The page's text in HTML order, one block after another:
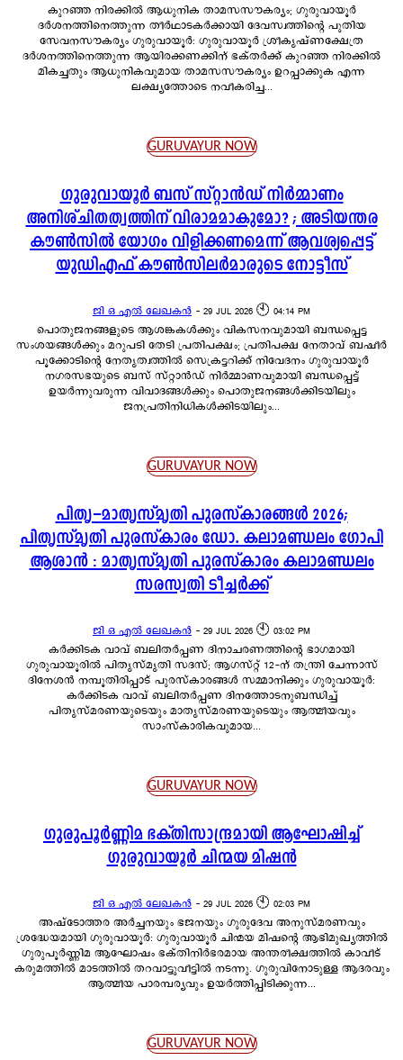
കുറഞ്ഞ നിരക്കിൽ ആധുനിക താമസസൗകര്യം; ഗുരുവായൂർ
ദർശനത്തിനെത്തുന്ന തീർഥാടകർക്കായി ദേവസ്വത്തിന്റെ പുതിയ
സേവനസൗകര്യം ഗുരുവായൂർ: ഗുരുവായൂർ ശ്രീകൃഷ്ണക്ഷേത്ര
ദർശനത്തിനെത്തുന്ന ആയിരക്കണക്കിന് ഭക്തർക്ക് കുറഞ്ഞ നിരക്കിൽ
മികച്ചതും ആധുനികവുമായ താമസസൗകര്യം ഉറപ്പാക്കുക എന്ന
ലക്ഷ്യത്തോടെ നവീകരിച്ച...
GURUVAYUR NOW
ഗുരുവായൂർ ബസ് സ്റ്റാൻഡ് നിർമ്മാണം
അനിശ്ചിതത്വത്തിന് വിരാമമാകുമോ? ; അടിയന്തര
കൗൺസിൽ യോഗം വിളിക്കണമെന്ന് ആവശ്യപ്പെട്ട്
യുഡിഎഫ് കൗൺസിലർമാരുടെ നോട്ടീസ്
ജി ഒ എൽ ലേഖകൻ - 29 JUL 2026 🕙 04:14 PM
പൊതുജനങ്ങളുടെ ആശങ്കകൾക്കും വികസനവുമായി ബന്ധപ്പെട്ട
സംശയങ്ങൾക്കും മറുപടി തേടി പ്രതിപക്ഷം; പ്രതിപക്ഷ നേതാവ് ബഷീർ
പൂക്കോടിന്റെ നേതൃത്വത്തിൽ സെക്രട്ടറിക്ക് നിവേദനം ഗുരുവായൂർ
നഗരസഭയുടെ ബസ് സ്റ്റാൻഡ് നിർമ്മാണവുമായി ബന്ധപ്പെട്ട്
ഉയർന്നുവരുന്ന വിവാദങ്ങൾക്കും പൊതുജനങ്ങൾക്കിടയിലും
ജനപ്രതിനിധികൾക്കിടയിലും...
GURUVAYUR NOW
പിതൃ–മാതൃസ്മൃതി പുരസ്‌കാരങ്ങൾ 2026;
പിതൃസ്മൃതി പുരസ്‌കാരം ഡോ. കലാമണ്ഡലം ഗോപി
ആശാന്‍ : മാതൃസ്‌മൃതി പുരസ്‌കാരം കലാമണ്ഡലം
സരസ്വതി ടീച്ചര്‍ക്ക്
ജി ഒ എൽ ലേഖകൻ - 29 JUL 2026 🕙 03:02 PM
കർക്കിടക വാവ് ബലിതർപ്പണ ദിനാചരണത്തിന്റെ ഭാഗമായി
ഗുരുവായൂരിൽ പിതൃസ്മൃതി സദസ്; ആഗസ്റ്റ് 12-ന് തന്ത്രി ചേന്നാസ്
ദിനേശൻ നമ്പൂതിരിപ്പാട് പുരസ്‌കാരങ്ങൾ സമ്മാനിക്കും ഗുരുവായൂർ:
കർക്കിടക വാവ് ബലിതർപ്പണ ദിനത്തോടനുബന്ധിച്ച്
പിതൃസ്മരണയുടെയും മാതൃസ്മരണയുടെയും ആത്മീയവും
സാംസ്‌കാരികവുമായ...
GURUVAYUR NOW
ഗുരുപൂർണ്ണിമ ഭക്തിസാന്ദ്രമായി ആഘോഷിച്ച്
ഗുരുവായൂർ ചിന്മയ മിഷൻ
ജി ഒ എൽ ലേഖകൻ - 29 JUL 2026 🕙 02:03 PM
അഷ്ടോത്തര അർച്ചനയും ഭജനയും ഗുരുദേവ അനുസ്മരണവും
ശ്രദ്ധേയമായി ഗുരുവായൂർ: ഗുരുവായൂർ ചിന്മയ മിഷന്റെ ആഭിമുഖ്യത്തിൽ
ഗുരുപൂർണ്ണിമ ആഘോഷം ഭക്തിനിർഭരമായ അന്തരീക്ഷത്തിൽ കാവീട്
കരുമത്തിൽ മാടത്തിൽ തറവാട്ടുവീട്ടിൽ നടന്നു. ഗുരുവിനോടുള്ള ആദരവും
ആത്മീയ പാരമ്പര്യവും ഉയർത്തിപ്പിടിക്കുന്ന...
GURUVAYUR NOW